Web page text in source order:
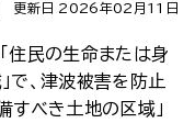
更新日 2026年02月11日
住民の生命または身
で、津波被害を防止
すべき土地の区域」